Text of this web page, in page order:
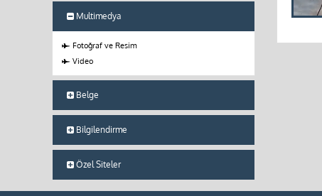
Multimedya
Fotoğraf ve Resim
Video
Belge
Bilgilendirme
Özel Siteler